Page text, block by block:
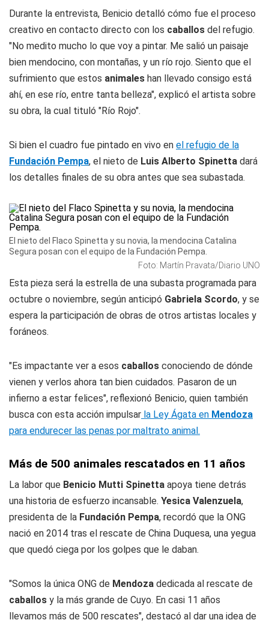
Durante la entrevista, Benicio detalló cómo fue el proceso
creativo en contacto directo con los caballos del refugio.
"No medito mucho lo que voy a pintar. Me salió un paisaje
bien mendocino, con montañas, y un río rojo. Siento que el
sufrimiento que estos animales han llevado consigo está
ahí, en ese río, entre tanta belleza", explicó el artista sobre
su obra, la cual tituló "Río Rojo".
Si bien el cuadro fue pintado en vivo en el refugio de la
Fundación Pempa, el nieto de Luis Alberto Spinetta dará
los detalles finales de su obra antes que sea subastada.
El nieto del Flaco Spinetta y su novia, la mendocina Catalina
Segura posan con el equipo de la Fundación Pempa.
Foto: Martín Pravata/Diario UNO
Esta pieza será la estrella de una subasta programada para
octubre o noviembre, según anticipó Gabriela Scordo, y se
espera la participación de obras de otros artistas locales y
foráneos.
"Es impactante ver a esos caballos conociendo de dónde
vienen y verlos ahora tan bien cuidados. Pasaron de un
infierno a estar felices", reflexionó Benicio, quien también
busca con esta acción impulsar la Ley Ágata en Mendoza
para endurecer las penas por maltrato animal.
Más de 500 animales rescatados en 11 años
La labor que Benicio Mutti Spinetta apoya tiene detrás
una historia de esfuerzo incansable. Yesica Valenzuela,
presidenta de la Fundación Pempa, recordó que la ONG
nació en 2014 tras el rescate de China Duquesa, una yegua
que quedó ciega por los golpes que le daban.
"Somos la única ONG de Mendoza dedicada al rescate de
caballos y la más grande de Cuyo. En casi 11 años
llevamos más de 500 rescates", destacó al dar una idea de